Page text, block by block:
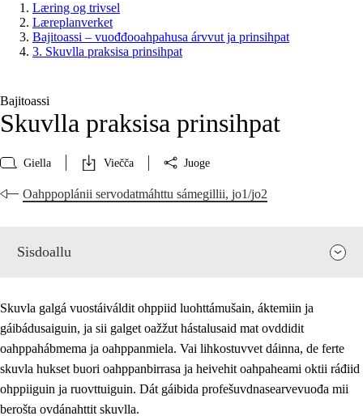
Læring og trivsel
Læreplanverket
Bajitoassi – vuođđooahpahusa árvvut ja prinsihpat
3. Skuvlla praksisa prinsihpat
Bajitoassi
Skuvlla praksisa prinsihpat
Giella Viečča Juoge
Oahppoplánii servodatmáhttu sámegillii, jo1/jo2
Sisdoallu
Skuvla galgá vuostáiváldit ohppiid luohttámušain, áktemiin ja
gáibádusaiguin, ja sii galget oažžut hástalusaid mat ovddidit
oahppahábmema ja oahppanmiela. Vai lihkostuvvet dáinna, de ferte
skuvla hukset buori oahppanbirrasa ja heivehit oahpaheami oktii ráđiid
ohppiiguin ja ruovttuiguin. Dát gáibida profešuvdnasearvevuođa mii
berošta ovdánahttit skuvlla.